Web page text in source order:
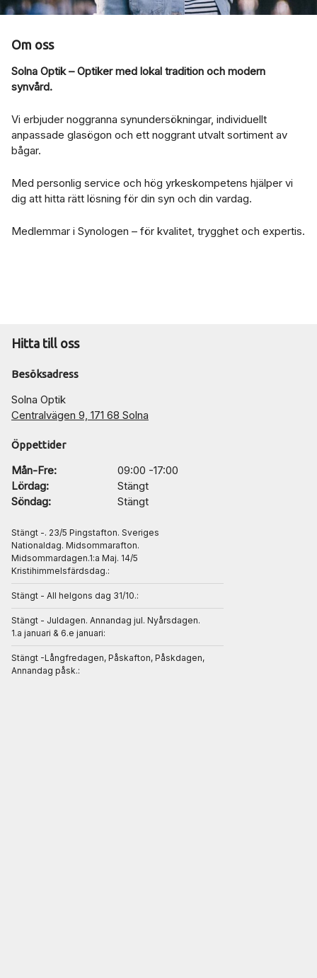
Om oss
Solna Optik – Optiker med lokal tradition och modern
synvård.
Vi erbjuder noggranna synundersökningar, individuellt
anpassade glasögon och ett noggrant utvalt sortiment av
bågar.
Med personlig service och hög yrkeskompetens hjälper vi
dig att hitta rätt lösning för din syn och din vardag.
Medlemmar i Synologen – för kvalitet, trygghet och expertis.
Hitta till oss
Besöksadress
Solna Optik
Centralvägen 9, 171 68 Solna
Öppettider
Mån-Fre:
09:00 -17:00
Lördag:
Stängt
Söndag:
Stängt
Stängt -. 23/5 Pingstafton. Sveriges
Nationaldag. Midsommarafton.
Midsommardagen.1:a Maj. 14/5
Kristihimmelsfärdsdag.:
Stängt - All helgons dag 31/10.:
Stängt - Juldagen. Annandag jul. Nyårsdagen.
1.a januari & 6.e januari:
Stängt -Långfredagen, Påskafton, Påskdagen,
Annandag påsk.: